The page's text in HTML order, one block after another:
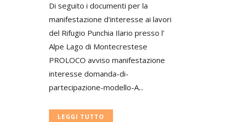
Di seguito i documenti per la
manifestazione d'interesse ai lavori
del Rifugio Punchia Ilario presso l'
Alpe Lago di Montecrestese
PROLOCO avviso manifestazione
interesse domanda-di-
partecipazione-modello-A...
LEGGI TUTTO